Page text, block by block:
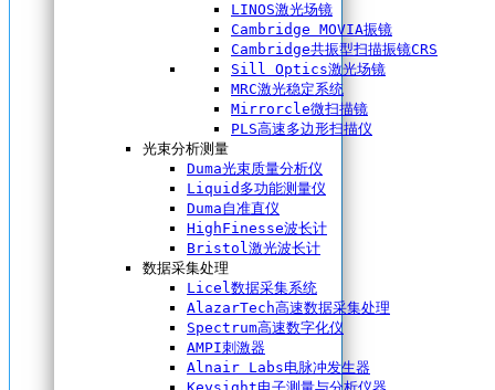
LINOS激光场镜
Cambridge MOVIA振镜
Cambridge共振型扫描振镜CRS
Sill Optics激光场镜
MRC激光稳定系统
Mirrorcle微扫描镜
PLS高速多边形扫描仪
光束分析测量
Duma光束质量分析仪
Liquid多功能测量仪
Duma自准直仪
HighFinesse波长计
Bristol激光波长计
数据采集处理
Licel数据采集系统
AlazarTech高速数据采集处理
Spectrum高速数字化仪
AMPI刺激器
Alnair Labs电脉冲发生器